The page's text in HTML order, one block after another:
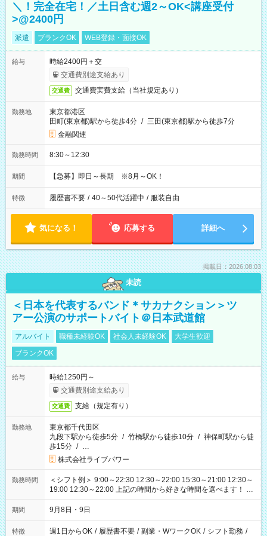
＼！完全在宅！／土日含む週2～OK<講座受付
>@2400円
派遣 ブランクOK WEB登録・面接OK
給与
時給2400円＋交
交通費別途支給あり
交通費 交通費実費支給（当社規定あり）
勤務地
東京都港区
田町(東京都)駅から徒歩4分 / 三田(東京都)駅から徒歩7分
金融関連
勤務時間 8:30～12:30
期間 【急募】即日～長期 ※8月～OK！
特徴 履歴書不要 / 40～50代活躍中 / 服装自由
気になる！ 応募する 詳細へ
掲載日：2026.08.03
未読
＜日本を代表するバンド＊サカナクション＞ツ
アー公演のサポートバイト＠日本武道館
アルバイト 職種未経験OK 社会人未経験OK
大学生歓迎
ブランクOK
給与
時給1250円～
交通費別途支給あり
交通費 支給（規定有り）
勤務地
東京都千代田区
九段下駅から徒歩5分 / 竹橋駅から徒歩10分 / 神保町駅から徒
歩15分 / …
株式会社ライブパワー
勤務時間
＜シフト例＞ 9:00～22:30 12:30～22:00 15:30～21:00 12:30～
19:00 12:30～22:00 上記の時間から好きな時間を選べます！ ※
時間は変更となる可能性があります
期間 9月8日・9日
特徴 週1日からOK / 履歴書不要 / 副業・WワークOK / シフト勤務 /